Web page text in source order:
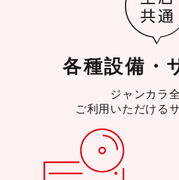
各種設備・
ジャンカラ
ご利用いただける